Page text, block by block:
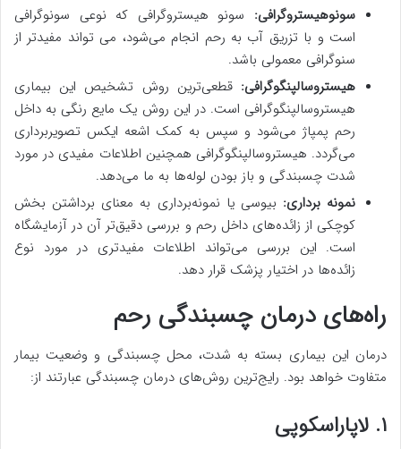
سونوهیستروگرافی: سونو هیستروگرافی که نوعی سونوگرافی
است و با تزریق آب به رحم انجام می‌شود، می تواند مفیدتر از
سنوگرافی معمولی باشد.
هیستروسالپنگوگرافی: قطعی‌ترین روش تشخیص این بیماری
هیستروسالپنگوگرافی است. در این روش یک مایع رنگی به داخل
رحم پمپاژ می‌شود و سپس به کمک اشعه ایکس تصویربرداری
می‌گردد. هیستروسالپنگوگرافی همچنین اطلاعات مفیدی در مورد
شدت چسبندگی و باز بودن لوله‌ها به ما می‌دهد.
نمونه برداری: بیوسی یا نمونه‌برداری به معنای برداشتن بخش
کوچکی از زائده‌های داخل رحم و بررسی دقیق‌تر آن در آزمایشگاه
است. این بررسی می‌تواند اطلاعات مفیدتری در مورد نوع
زائده‌ها در اختیار پزشک قرار دهد.
راه‌های درمان چسبندگی رحم
درمان این بیماری بسته به شدت، محل چسبندگی و وضعیت بیمار
متفاوت خواهد بود. رایج‌ترین روش‌های درمان چسبندگی عبارتند از:
۱. لاپاراسکوپی